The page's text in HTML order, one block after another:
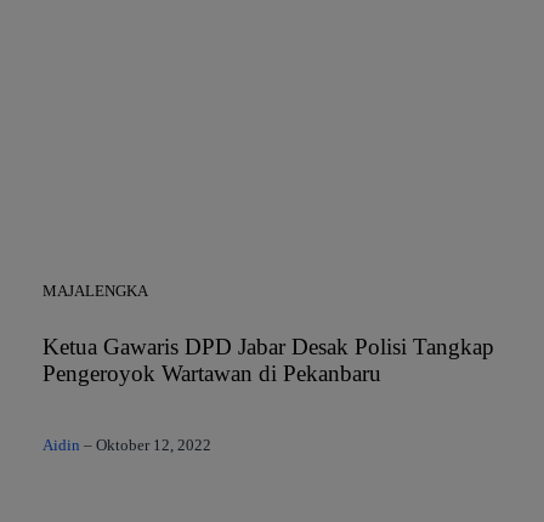
MAJALENGKA
Ketua Gawaris DPD Jabar Desak Polisi Tangkap
Pengeroyok Wartawan di Pekanbaru
Aidin – Oktober 12, 2022